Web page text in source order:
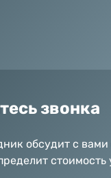
звонка
обсудит с
стоимость